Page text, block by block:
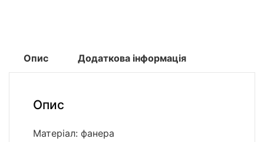
Опис Додаткова інформація
Опис
Матеріал: фанера